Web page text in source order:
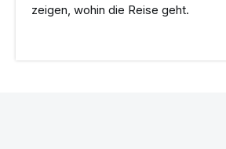
zeigen, wohin die Reise geht.